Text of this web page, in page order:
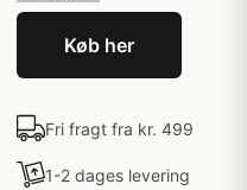
Køb her
Fri fragt fra kr. 499
1-2 dages levering